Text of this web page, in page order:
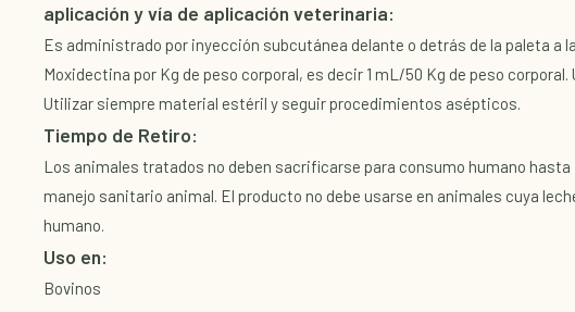
aplicación y vía de aplicación veterinaria:
Es administrado por inyección subcutánea delante o detrás de la paleta a
Moxidectina por Kg de peso corporal, es decir 1 mL/50 Kg de peso corporal.
Utilizar siempre material estéril y seguir procedimientos asépticos.
Tiempo de Retiro:
Los animales tratados no deben sacrificarse para consumo humano hasta
manejo sanitario animal. El producto no debe usarse en animales cuya
humano.
Uso en:
Bovinos